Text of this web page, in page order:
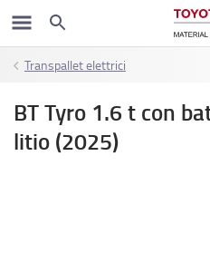
Transpallet elettrici
BT Tyro 1.6 t con
litio (2025)